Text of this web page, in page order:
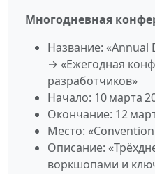
Многодневная
Название: «Annual
→ «Ежегодная
разработчиков»
Начало: 10 марта
Окончание: 12
Место:
Описание:
воркшопами и